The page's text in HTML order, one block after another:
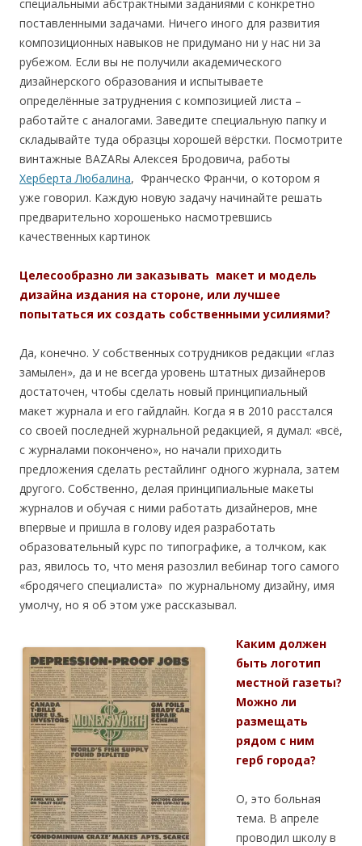
специальными абстрактными заданиями с конкретно
поставленными задачами. Ничего иного для развития
композиционных навыков не придумано ни у нас ни за
рубежом. Если вы не получили академического
дизайнерского образования и испытываете
определённые затруднения с композицией листа –
работайте с аналогами. Заведите специальную папку и
складывайте туда образцы хорошей вёрстки. Посмотрите
винтажные BAZARы Алексея Бродовича, работы
Херберта Любалина, Франческо Франчи, о котором я
уже говорил. Каждую новую задачу начинайте решать
предварительно хорошенько насмотревшись
качественных картинок
Целесообразно ли заказывать макет и модель
дизайна издания на стороне, или лучшее
попытаться их создать собственными усилиями?
Да, конечно. У собственных сотрудников редакции «глаз
замылен», да и не всегда уровень штатных дизайнеров
достаточен, чтобы сделать новый принципиальный
макет журнала и его гайдлайн. Когда я в 2010 расстался
со своей последней журнальной редакцией, я думал: «всё,
с журналами покончено», но начали приходить
предложения сделать рестайлинг одного журнала, затем
другого. Собственно, делая принципиальные макеты
журналов и обучая с ними работать дизайнеров, мне
впервые и пришла в голову идея разработать
образовательный курс по типографике, а толчком, как
раз, явилось то, что меня разозлил вебинар того самого
«бродячего специалиста» по журнальному дизайну, имя
умолчу, но я об этом уже рассказывал.
Каким должен
быть логотип
местной газеты?
Можно ли
размещать
рядом с ним
герб города?
О, это больная
тема. В апреле
проводил школу в